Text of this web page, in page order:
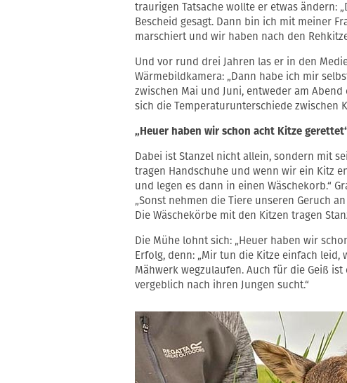
traurigen Tatsache wollte er etwas ändern:
Bescheid gesagt. Dann bin ich mit meiner
marschiert und wir haben nach den
Und vor rund drei Jahren las er in den
Wärmebildkamera: „Dann habe ich mir
zwischen Mai und Juni, entweder am
sich die Temperaturunterschiede zwischen
„Heuer haben wir schon acht Kitze
Dabei ist Stanzel nicht allein, sondern mit
tragen Handschuhe und wenn wir ein Kitz
und legen es dann in einen Wäschekorb.“
„Sonst nehmen die Tiere unseren Geruch
Die Wäschekörbe mit den Kitzen tragen
Die Mühe lohnt sich: „Heuer haben wir
Erfolg, denn: „Mir tun die Kitze einfach
Mähwerk wegzulaufen. Auch für die Geiß
vergeblich nach ihren Jungen sucht.“